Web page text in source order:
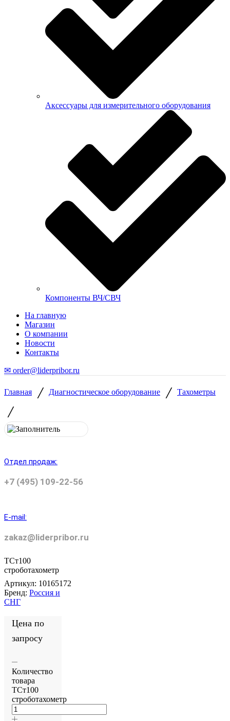
Аксессуары для измерительного оборудования
Компоненты ВЧ/СВЧ
На главную
Магазин
О компании
Новости
Контакты
✉ order@liderpribor.ru
Главная / Диагностическое оборудование / Тахометры
/
Отдел продаж:
+7 (495) 109-22-56
E-mail:
zakaz@liderpribor.ru
ТСт100
строботахометр
Артикул: 10165172
Бренд: Россия и
СНГ
Цена по
запросу
Количество
товара
ТСт100
строботахометр